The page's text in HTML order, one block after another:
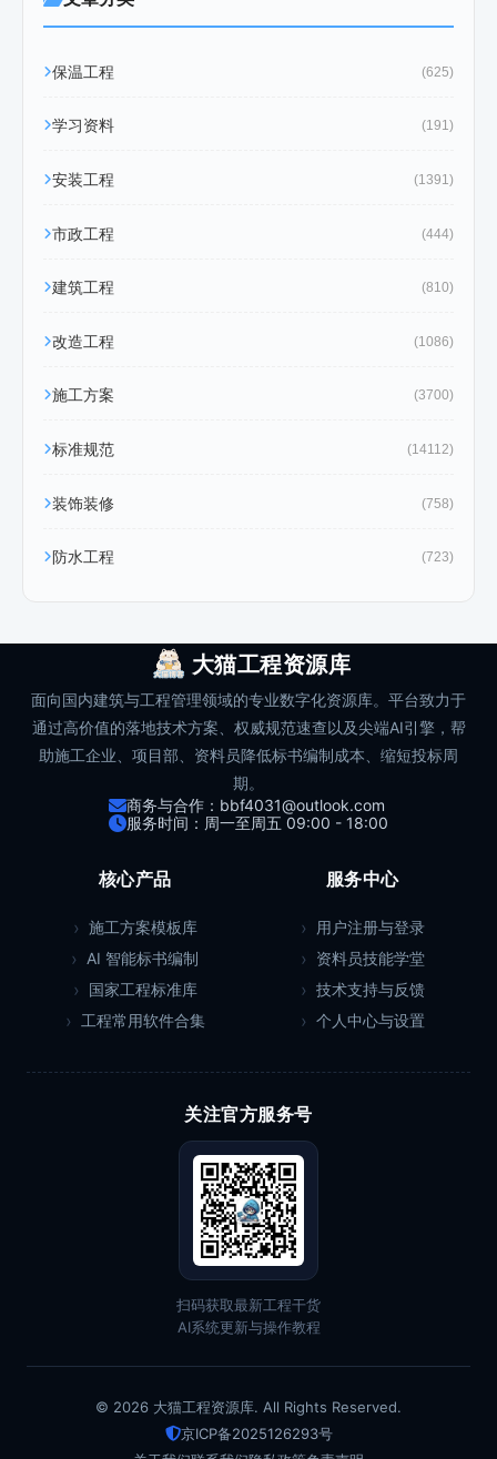
保温工程 (625)
学习资料 (191)
安装工程 (1391)
市政工程 (444)
建筑工程 (810)
改造工程 (1086)
施工方案 (3700)
标准规范 (14112)
装饰装修 (758)
防水工程 (723)
大猫工程资源库
面向国内建筑与工程管理领域的专业数字化资源库。平台致力于
通过高价值的落地技术方案、权威规范速查以及尖端AI引擎，帮
助施工企业、项目部、资料员降低标书编制成本、缩短投标周
期。
商务与合作：bbf4031@outlook.com
服务时间：周一至周五 09:00 - 18:00
核心产品
施工方案模板库
AI 智能标书编制
国家工程标准库
工程常用软件合集
服务中心
用户注册与登录
资料员技能学堂
技术支持与反馈
个人中心与设置
关注官方服务号
扫码获取最新工程干货
AI系统更新与操作教程
© 2026 大猫工程资源库. All Rights Reserved.
京ICP备2025126293号